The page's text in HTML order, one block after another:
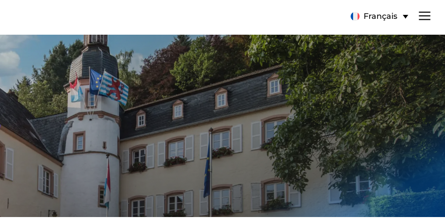
Français